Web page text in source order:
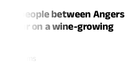
6 people between Angers
on a wine-growing
3 rooms